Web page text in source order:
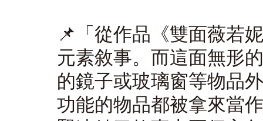
📌 「從作品《雙面薇若
元素敘事。而這面無形
的鏡子或玻璃窗等物品
功能的物品都被拿來當